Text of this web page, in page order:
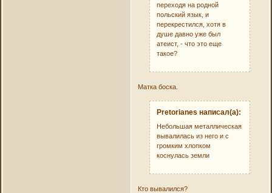
переходя на родной
польский язык, и
перекрестился, хотя в
душе давно уже был
атеист, - что это еще
такое?
Матка боска.
Pretorianes написал(а):
Небольшая металлическая
вывалилась из него и с
громким хлопком
коснулась земли
Кто вывалился?